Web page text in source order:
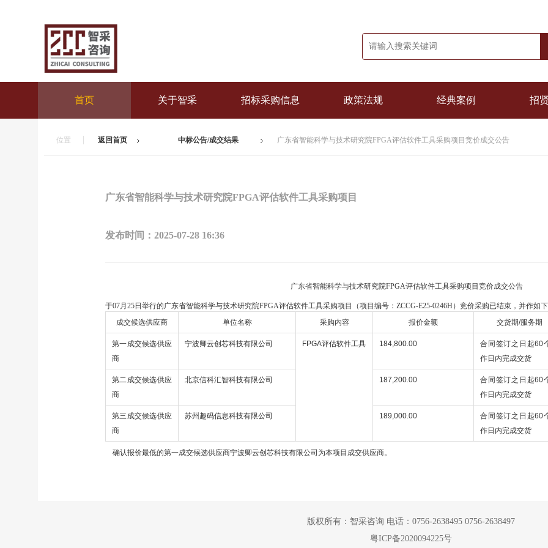
首页 关于智采 招标采购信息 政策法规 经典案例 招
位置 返回首页 中标公告/成交结果 广东省智能科学与技术研究院FPGA评估软件工具采购项目竞价成交公告
广东省智能科学与技术研究院FPGA评估软件工具采购项目
发布时间： 2025-07-28 16:36
广东省智能科学与技术研究院FPGA评估软件工具采购项目竞价成交公告
于07月25日举行的广东省智能科学与技术研究院FPGA评估软件工具采购项目（项目编号：ZCCG-E25-0246H）竞价采购已结束，并作如下
成交候选供应商
单位名称 采购内容 报价金额 交货期/服务期
第一成交候选供应
商
宁波卿云创芯科技有限公司 FPGA评估软件工具 184,800.00
合同签订之日起60
作日内完成交货
第二成交候选供应
商
北京信科汇智科技有限公司 187,200.00
合同签订之日起60
作日内完成交货
第三成交候选供应
商
苏州趣码信息科技有限公司 189,000.00
合同签订之日起60
作日内完成交货
确认报价最低的第一成交候选供应商宁波卿云创芯科技有限公司为本项目成交供应商。
版权所有：智采咨询 电话：0756-2638495 0756-2638497
粤ICP备2020094225号